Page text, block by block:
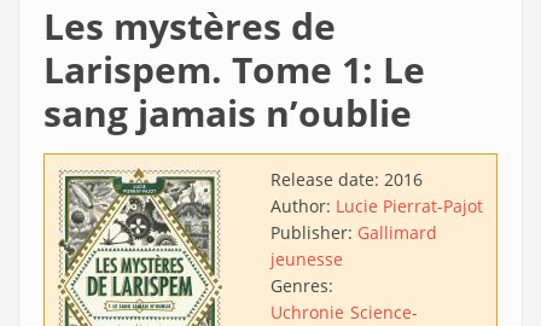
Les mystères de
Larispem. Tome 1: Le
sang jamais n’oublie
Release date: 2016
Author: Lucie Pierrat-Pajot
Publisher: Gallimard
jeunesse
Genres:
Uchronie Science-